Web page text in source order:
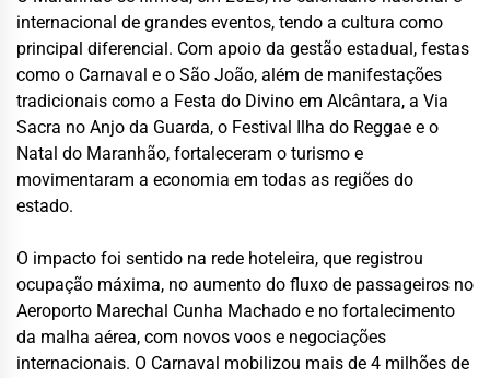
internacional de grandes eventos, tendo a cultura como
principal diferencial. Com apoio da gestão estadual, festas
como o Carnaval e o São João, além de manifestações
tradicionais como a Festa do Divino em Alcântara, a Via
Sacra no Anjo da Guarda, o Festival Ilha do Reggae e o
Natal do Maranhão, fortaleceram o turismo e
movimentaram a economia em todas as regiões do
estado.
O impacto foi sentido na rede hoteleira, que registrou
ocupação máxima, no aumento do fluxo de passageiros no
Aeroporto Marechal Cunha Machado e no fortalecimento
da malha aérea, com novos voos e negociações
internacionais. O Carnaval mobilizou mais de 4 milhões de